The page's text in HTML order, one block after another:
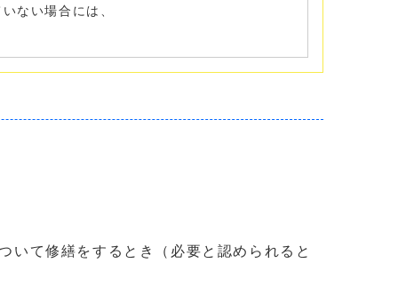
ない場合には、
いて修繕をするとき（必要と認められると